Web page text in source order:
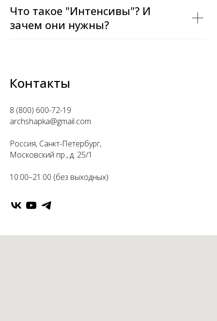
Что такое "Интенсивы"? И
зачем они нужны?
Контакты
8 (800) 600-72-19
archshapka@gmail.com
Россия, Санкт-Петербург,
Московский пр., д. 25/1
10:00–21:00 (без выходных)